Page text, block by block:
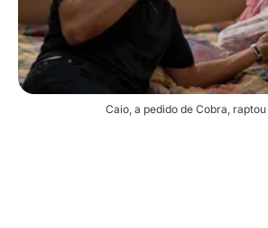
Caio, a pedido de Cobra,